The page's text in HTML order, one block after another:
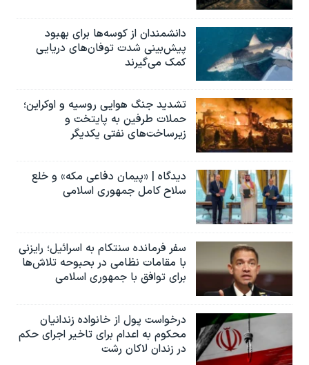
دانشمندان از کوسه‌ها برای بهبود
پیش‌بینی شدت توفان‌های دریایی
کمک می‌گیرند
تشدید جنگ هوایی روسیه و اوکراین؛
حملات طرفین به پایتخت‌ و
زیرساخت‌های نفتی یکدیگر
دیدگاه | «پیمان دفاعی مکه» و خلع
سلاح کامل جمهوری اسلامی
سفر فرمانده سنتکام به اسرائیل؛ رایزنی
با مقامات نظامی در بحبوحه تلاش‌ها
برای توافق با جمهوری اسلامی
درخواست پول از خانواده زندانیان
محکوم به‌ اعدام برای تاخیر اجرای حکم
در زندان لاکان رشت